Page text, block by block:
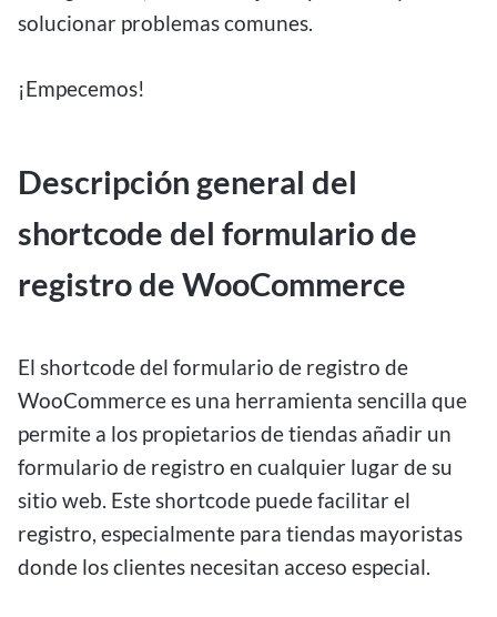
solucionar problemas comunes.
¡Empecemos!
Descripción general del
shortcode del formulario de
registro de WooCommerce
El shortcode del formulario de registro de
WooCommerce es una herramienta sencilla que
permite a los propietarios de tiendas añadir un
formulario de registro en cualquier lugar de su
sitio web. Este shortcode puede facilitar el
registro, especialmente para tiendas mayoristas
donde los clientes necesitan acceso especial.